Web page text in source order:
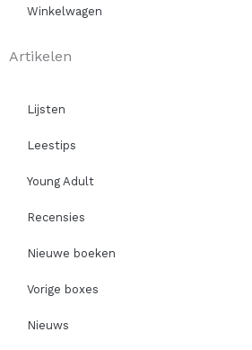
Winkelwagen
Artikelen
Lijsten
Leestips
Young Adult
Recensies
Nieuwe boeken
Vorige boxes
Nieuws